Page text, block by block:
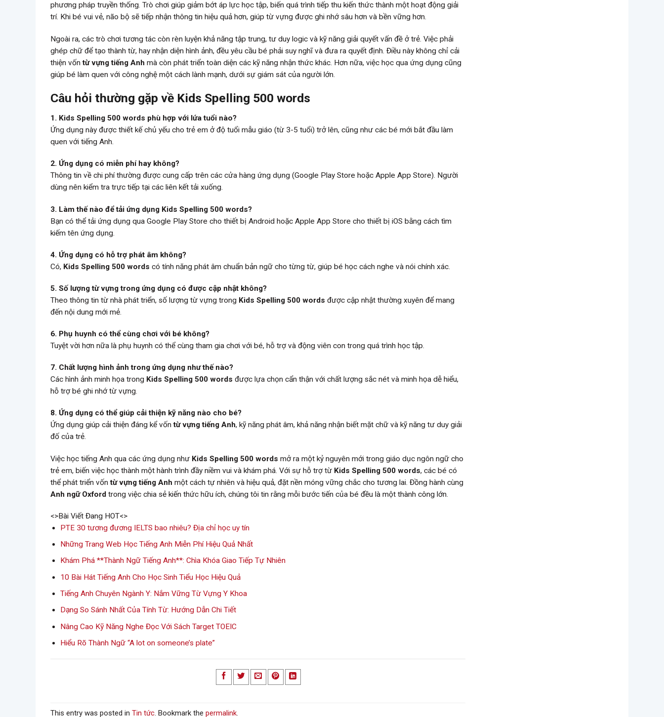
phương pháp truyền thống. Trò chơi giúp giảm bớt áp lực học tập, biến quá trình tiếp thu kiến thức thành một hoạt động giải
trí. Khi bé vui vẻ, não bộ sẽ tiếp nhận thông tin hiệu quả hơn, giúp từ vựng được ghi nhớ sâu hơn và bền vững hơn.
Ngoài ra, các trò chơi tương tác còn rèn luyện khả năng tập trung, tư duy logic và kỹ năng giải quyết vấn đề ở trẻ. Việc phải
ghép chữ để tạo thành từ, hay nhận diện hình ảnh, đều yêu cầu bé phải suy nghĩ và đưa ra quyết định. Điều này không chỉ cải
thiện vốntừ vựng tiếng Anh mà còn phát triển toàn diện các kỹ năng nhận thức khác. Hơn nữa, việc học qua ứng dụng cũng
giúp bé làm quen với công nghệ một cách lành mạnh, dưới sự giám sát của người lớn.
Câu hỏi thường gặp về Kids Spelling 500 words
1. Kids Spelling 500 words phù hợp với lứa tuổi nào?
Ứng dụng này được thiết kế chủ yếu cho trẻ em ở độ tuổi mẫu giáo (từ 3-5 tuổi) trở lên, cũng như các bé mới bắt đầu làm
quen với tiếng Anh.
2. Ứng dụng có miễn phí hay không?
Thông tin về chi phí thường được cung cấp trên các cửa hàng ứng dụng (Google Play Store hoặc Apple App Store). Người
dùng nên kiểm tra trực tiếp tại các liên kết tải xuống.
3. Làm thế nào để tải ứng dụng Kids Spelling 500 words?
Bạn có thể tải ứng dụng qua Google Play Store cho thiết bị Android hoặc Apple App Store cho thiết bị iOS bằng cách tìm
kiếm tên ứng dụng.
4. Ứng dụng có hỗ trợ phát âm không?
Có, Kids Spelling 500 words có tính năng phát âm chuẩn bản ngữ cho từng từ, giúp bé học cách nghe và nói chính xác.
5. Số lượng từ vựng trong ứng dụng có được cập nhật không?
Theo thông tin từ nhà phát triển, số lượng từ vựng trong Kids Spelling 500 words được cập nhật thường xuyên để mang
đến nội dung mới mẻ.
6. Phụ huynh có thể cùng chơi với bé không?
Tuyệt vời hơn nữa là phụ huynh có thể cùng tham gia chơi với bé, hỗ trợ và động viên con trong quá trình học tập.
7. Chất lượng hình ảnh trong ứng dụng như thế nào?
Các hình ảnh minh họa trong Kids Spelling 500 words được lựa chọn cẩn thận với chất lượng sắc nét và minh họa dễ hiểu,
hỗ trợ bé ghi nhớ từ vựng.
8. Ứng dụng có thể giúp cải thiện kỹ năng nào cho bé?
Ứng dụng giúp cải thiện đáng kể vốntừ vựng tiếng Anh, kỹ năng phát âm, khả năng nhận biết mặt chữ và kỹ năng tư duy giải
đố của trẻ.
Việc học tiếng Anh qua các ứng dụng như Kids Spelling 500 words mở ra một kỷ nguyên mới trong giáo dục ngôn ngữ cho
trẻ em, biến việc học thành một hành trình đầy niềm vui và khám phá. Với sự hỗ trợ từ Kids Spelling 500 words, các bé có
thể phát triển vốntừ vựng tiếng Anh một cách tự nhiên và hiệu quả, đặt nền móng vững chắc cho tương lai. Đồng hành cùng
Anh ngữ Oxford trong việc chia sẻ kiến thức hữu ích, chúng tôi tin rằng mỗi bước tiến của bé đều là một thành công lớn.
<>Bài Viết Đang HOT<>
PTE 30 tương đương IELTS bao nhiêu? Địa chỉ học uy tín
Những Trang Web Học Tiếng Anh Miễn Phí Hiệu Quả Nhất
Khám Phá **Thành Ngữ Tiếng Anh**: Chìa Khóa Giao Tiếp Tự Nhiên
10 Bài Hát Tiếng Anh Cho Học Sinh Tiểu Học Hiệu Quả
Tiếng Anh Chuyên Ngành Y: Nắm Vững Từ Vựng Y Khoa
Dạng So Sánh Nhất Của Tính Từ: Hướng Dẫn Chi Tiết
Nâng Cao Kỹ Năng Nghe Đọc Với Sách Target TOEIC
Hiểu Rõ Thành Ngữ “A lot on someone’s plate”
This entry was posted in Tin tức . Bookmark the permalink